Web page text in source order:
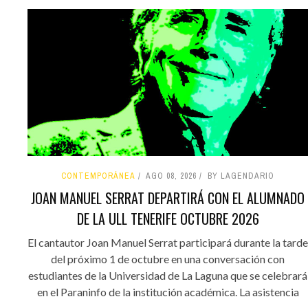
CONTEMPORÁNEA AGO 08, 2026 BY LAGENDARIO
JOAN MANUEL SERRAT DEPARTIRÁ CON EL ALUMNADO
DE LA ULL TENERIFE OCTUBRE 2026
El cantautor Joan Manuel Serrat participará durante la tarde
del próximo 1 de octubre en una conversación con
estudiantes de la Universidad de La Laguna que se celebrará
en el Paraninfo de la institución académica. La asistencia